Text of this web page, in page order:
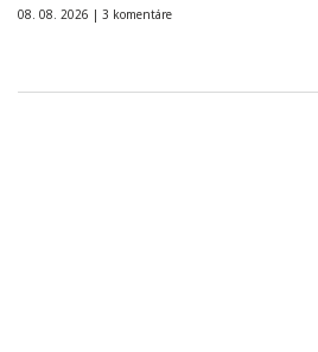
08. 08. 2026 | 3 komentáre